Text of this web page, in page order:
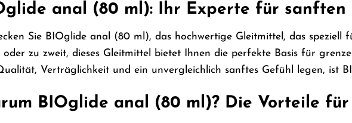
anal (80 ml): Ihr Experte für sanften
Sie BIOglide anal (80 ml), das hochwertige Gleitmittel, das speziell
oder zu zweit, dieses Gleitmittel bietet Ihnen die perfekte Basis für
Verträglichkeit und ein unvergleichlich sanftes Gefühl legen, ist
BIOglide anal (80 ml)? Die Vorteile für